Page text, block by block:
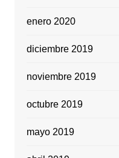
enero 2020
diciembre 2019
noviembre 2019
octubre 2019
mayo 2019